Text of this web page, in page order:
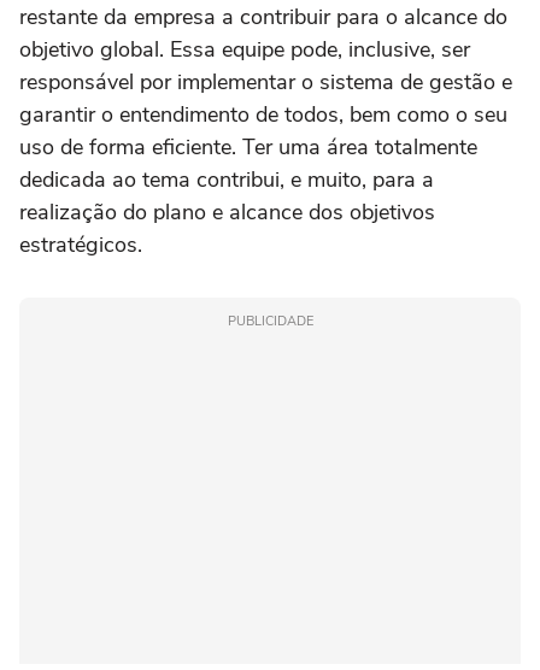
restante da empresa a contribuir para o alcance do
objetivo global. Essa equipe pode, inclusive, ser
responsável por implementar o sistema de gestão e
garantir o entendimento de todos, bem como o seu
uso de forma eficiente. Ter uma área totalmente
dedicada ao tema contribui, e muito, para a
realização do plano e alcance dos objetivos
estratégicos.
PUBLICIDADE